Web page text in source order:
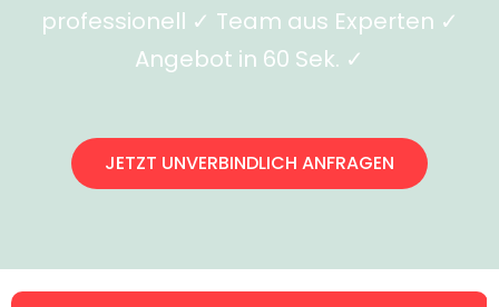
professionell ✓ Team aus Experten ✓
Angebot in 60 Sek. ✓
JETZT UNVERBINDLICH ANFRAGEN